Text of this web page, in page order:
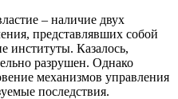
– наличие двух
представлявших собой
институты. Казалось,
разрушен. Однако
механизмов управления
последствия.